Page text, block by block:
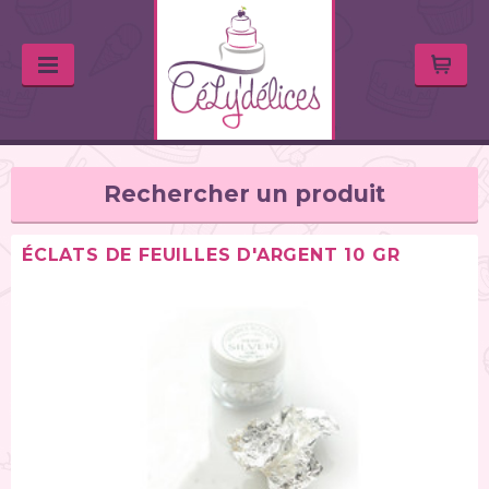
Rechercher un produit
Colorants alimentaires (67)
Feutres alimentaires (11)
Peintures alimentaires (38)
Chocolats / Candy Melts (36)
ÉCLATS DE FEUILLES D'ARGENT 10 GR